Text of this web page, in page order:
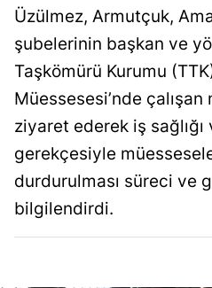
Üzülmez, Armutçuk,
şubelerinin başkan ve
Taşkömürü Kurumu
Müessesesi’nde
ziyaret ederek iş
gerekçesiyle
durdurulması süreci ve
bilgilendirdi.